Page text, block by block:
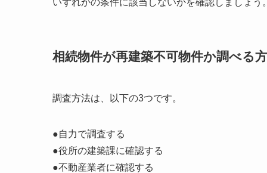
いずれかの条件に該当しないかを確認しましょう
相続物件が再建築不可物件か調べる
調査方法は、以下の3つです。
●自力で調査する
●役所の建築課に確認する
●不動産業者に確認する